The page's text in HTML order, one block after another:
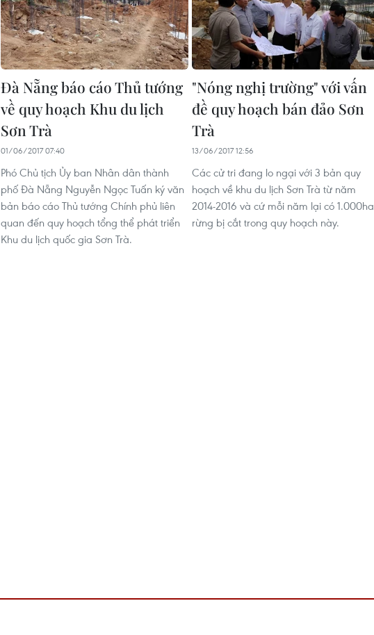
Đà Nẵng báo cáo Thủ tướng
về quy hoạch Khu du lịch
Sơn Trà
01/06/2017 07:40
Phó Chủ tịch Ủy ban Nhân dân thành
phố Đà Nẵng Nguyễn Ngọc Tuấn ký văn
bản báo cáo Thủ tướng Chính phủ liên
quan đến quy hoạch tổng thể phát triển
Khu du lịch quốc gia Sơn Trà.
"Nóng nghị trường" với vấn
đề quy hoạch bán đảo Sơn
Trà
13/06/2017 12:56
Các cử tri đang lo ngại với 3 bản quy
hoạch về khu du lịch Sơn Trà từ năm
2014-2016 và cứ mỗi năm lại có 1.000ha
rừng bị cắt trong quy hoạch này.